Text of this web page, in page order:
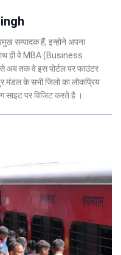
सम्पादक हैं, इन्होने अपना
ही वे MBA (Business
तक वे इस पोर्टल पर फाउंटर
मंडल के सभी जिलो का लोकप्रिय
साइट पर विजिट करते है ।